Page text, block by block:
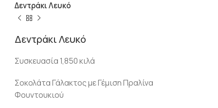
Δεντράκι Λευκό
Δεντράκι Λευκό
Συσκευασία 1,850 κιλά
Σοκολάτα Γάλακτος με Γέμιση Πραλίνα
Φουντουκιού